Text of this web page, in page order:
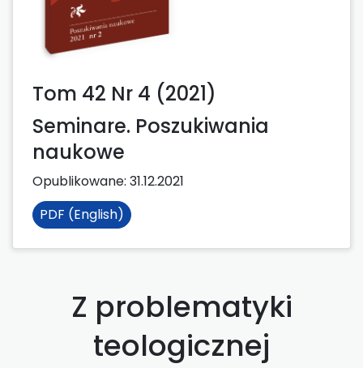
Tom 42 Nr 4 (2021)
Seminare. Poszukiwania
naukowe
Opublikowane: 31.12.2021
PDF (English)
Z problematyki
teologicznej